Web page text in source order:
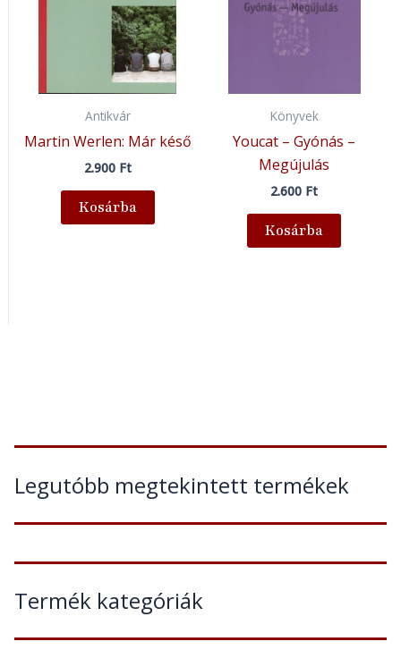
Legutóbb megtekintett termékek
Termék kategóriák
Antikvár
Martin Werlen: Már késő
2.900 Ft
Kosárba
Könyvek
Youcat – Gyónás –
Megújulás
2.600 Ft
Kosárba